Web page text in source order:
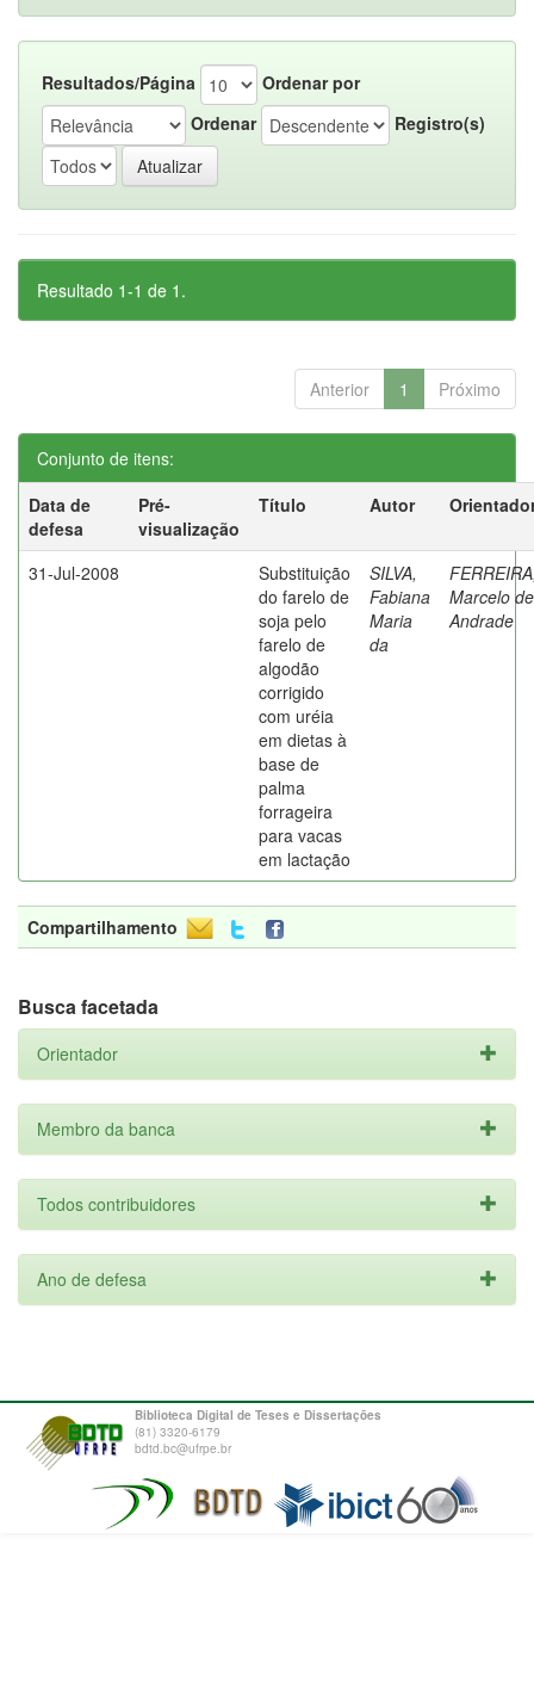
Resultados/Página
Ordenar por
Ordenar
Registro(s)
Resultado 1-1 de 1.
Anterior 1 Próximo
Conjunto de itens:
Data de
defesa
Pré-
visualização
Título Autor
31-Jul-2008
Substituição
do farelo de
soja pelo
farelo de
algodão
corrigido
com uréia
em dietas à
base de
palma
forrageira
para vacas
em lactação
SILVA,
Fabiana
Maria
da
Marcelo de
Andrade
Compartilhamento
Busca facetada
Orientador
Membro da banca
Todos contribuidores
Ano de defesa
Biblioteca Digital de Teses e Dissertações
(81) 3320-6179
bdtd.bc@ufrpe.br